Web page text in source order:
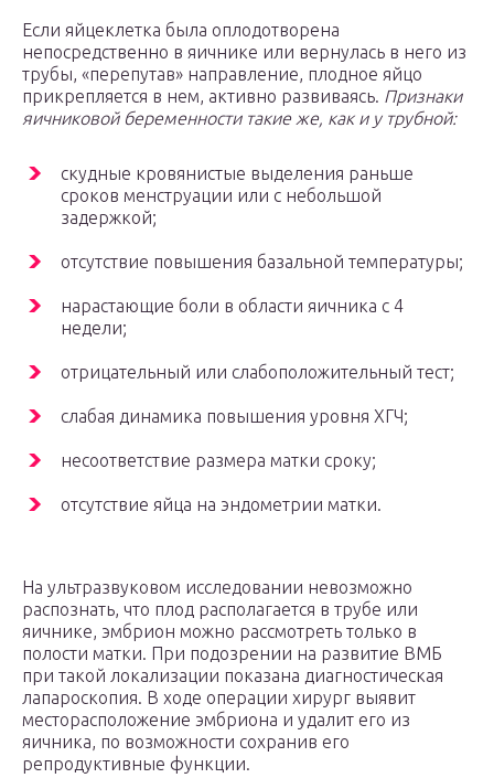
Если яйцеклетка была оплодотворена
непосредственно в яичнике или вернулась в него из
трубы, «перепутав» направление, плодное яйцо
прикрепляется в нем, активно развиваясь. Признаки
яичниковой беременности такие же, как и у трубной:
скудные кровянистые выделения раньше
сроков менструации или с небольшой
задержкой;
отсутствие повышения базальной температуры;
нарастающие боли в области яичника с 4
недели;
отрицательный или слабоположительный тест;
слабая динамика повышения уровня ХГЧ;
несоответствие размера матки сроку;
отсутствие яйца на эндометрии матки.
На ультразвуковом исследовании невозможно
распознать, что плод располагается в трубе или
яичнике, эмбрион можно рассмотреть только в
полости матки. При подозрении на развитие ВМБ
при такой локализации показана диагностическая
лапароскопия. В ходе операции хирург выявит
месторасположение эмбриона и удалит его из
яичника, по возможности сохранив его
репродуктивные функции.